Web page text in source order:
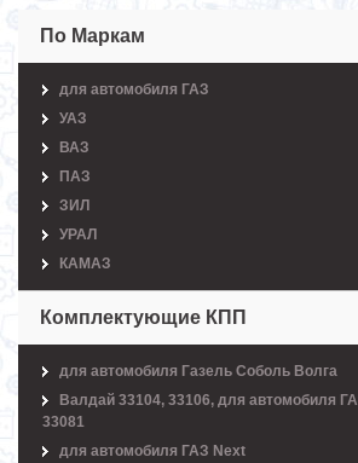
По Маркам
для автомобиля ГАЗ
УАЗ
ВАЗ
ПАЗ
ЗИЛ
УРАЛ
КАМАЗ
Комплектующие КПП
для автомобиля Газель Соболь Волга
Валдай 33104, 33106, для автомобиля
33081
для автомобиля ГАЗ Next